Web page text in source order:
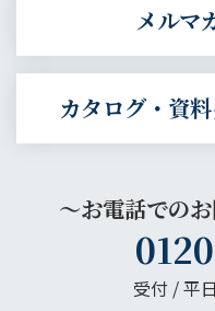
メルマ
カタログ・資
～お電話での
受付 / 平